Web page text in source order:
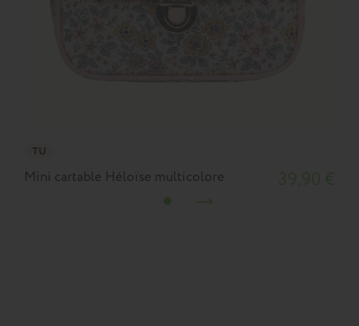
TU
Mini cartable Héloïse multicolore